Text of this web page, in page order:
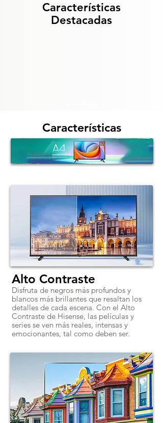
Características
Destacadas
Características
Alto Contraste
Disfruta de negros más profundos y
blancos más brillantes que resaltan los
detalles de cada escena. Con el Alto
Contraste de Hisense, las películas y
series se ven más reales, intensas y
emocionantes, tal como deben ser.